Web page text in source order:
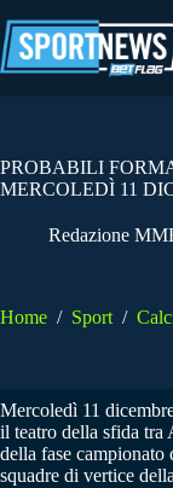
al
contenuto
PROBABILI
MERCOLEDÌ 11
Redazione
Home / Sport /
Mercoledì 11
il teatro della sfida tra
della fase
squadre di vertice